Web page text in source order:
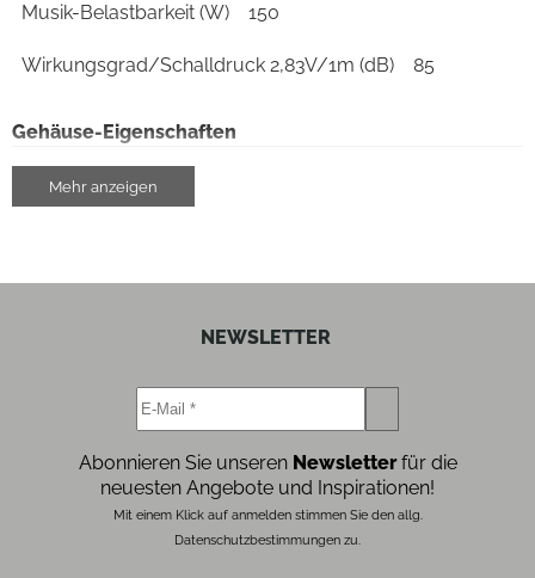
Musik-Belastbarkeit (W) 150
Wirkungsgrad/Schalldruck 2,83V/1m (dB) 85
Gehäuse-Eigenschaften
Breite (cm) 17
Tiefe (cm) 28.45
Anzahl der Lautsprecherboxen 2
Gehäuse-Farben schwarz
Mehr anzeigen
NEWSLETTER
Abonnieren Sie unseren Newsletterfür die
neuesten Angebote und Inspirationen!
Mit einem Klick auf anmelden stimmen Sie den allg.
Datenschutzbestimmungen zu.